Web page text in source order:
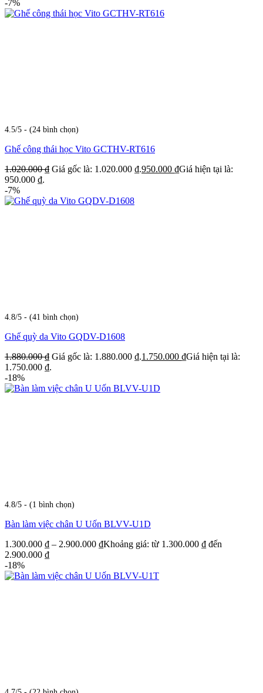
-7%
4.5/5 - (24 bình chọn)
Ghế công thái học Vito GCTHV-RT616
1.020.000₫ Giá gốc là: 1.020.000 ₫.950.000 ₫Giá hiện tại là:
950.000 ₫.
-7%
4.8/5 - (41 bình chọn)
Ghế quỳ da Vito GQDV-D1608
1.880.000₫ Giá gốc là: 1.880.000 ₫.1.750.000 ₫Giá hiện tại là:
1.750.000 ₫.
-18%
4.8/5 - (1 bình chọn)
Bàn làm việc chân U Uốn BLVV-U1D
1.300.000 ₫ – 2.900.000 ₫Khoảng giá: từ 1.300.000 ₫ đến
2.900.000 ₫
-18%